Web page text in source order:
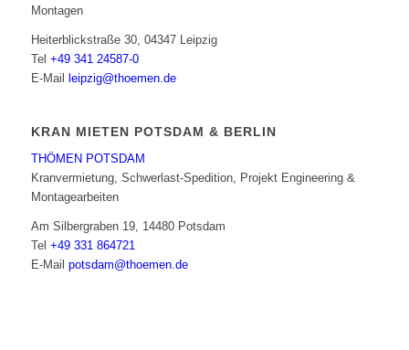
Montagen
Heiterblickstraße 30, 04347 Leipzig
Tel +49 341 24587-0
E-Mail
leipzig@thoemen.de
KRAN MIETEN POTSDAM & BERLIN
THÖMEN POTSDAM
Kranvermietung, Schwerlast-Spedition, Projekt Engineering &
Montagearbeiten
Am Silbergraben 19, 14480 Potsdam
Tel +49 331 864721
E-Mail potsdam@thoemen.de